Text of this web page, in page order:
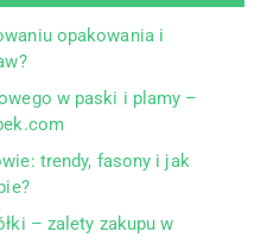
opakowania i
w paski i plamy –
trendy, fasony i jak
– zalety zakupu w